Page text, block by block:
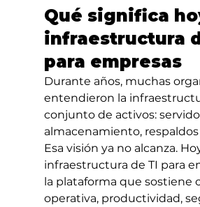
Qué significa
infraestructura
para empresas
Durante años, muchas
entendieron la
conjunto de activos:
almacenamiento, respaldos
Esa visión ya no alcanza.
infraestructura de TI para
la plataforma que sostiene
operativa, productividad,